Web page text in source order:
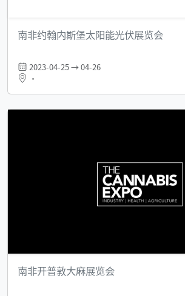
南非约翰内斯堡太阳能光伏展览会
2023-04-25 → 04-26
•
南非开普敦大麻展览会